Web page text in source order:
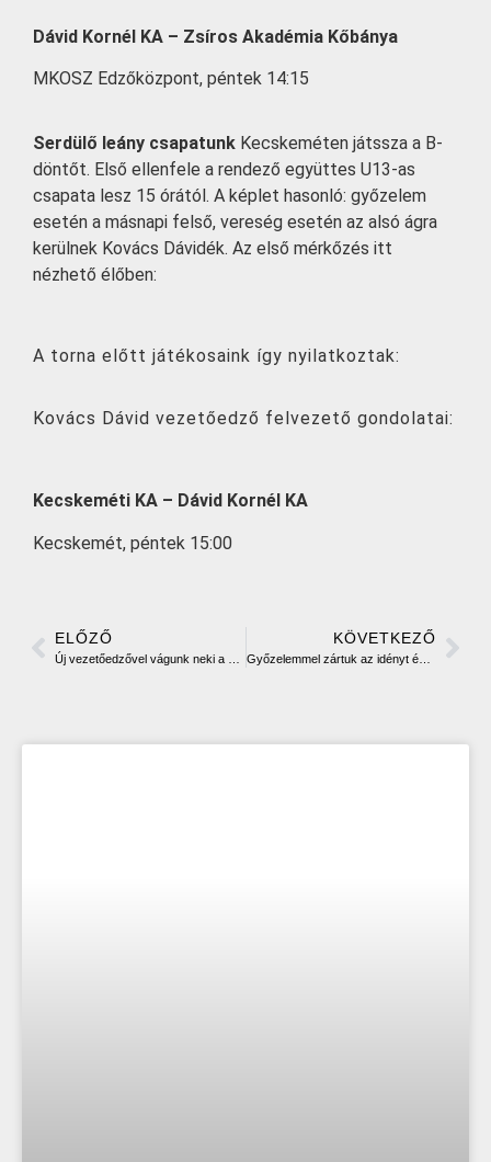
Dávid Kornél KA – Zsíros Akadémia Kőbánya
MKOSZ Edzőközpont, péntek 14:15
Serdülő leány csapatunk Kecskeméten játssza a B-
döntőt. Első ellenfele a rendező együttes U13-as
csapata lesz 15 órától. A képlet hasonló: győzelem
esetén a másnapi felső, vereség esetén az alsó ágra
kerülnek Kovács Dávidék. Az első mérkőzés itt
nézhető élőben:
A torna előtt játékosaink így nyilatkoztak:
Kovács Dávid vezetőedző felvezető gondolatai:
Kecskeméti KA – Dávid Kornél KA
Kecskemét, péntek 15:00
ELŐZŐ KÖVETKEZŐ
Győzelemmel zártuk az idényt és a „B” döntőt